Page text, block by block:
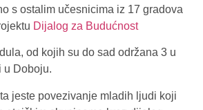
s ostalim učesnicima iz 17 gradova
Dijalog za Budućnost
od kojih su do sad održana 3 u
u Doboju.
jeste povezivanje mladih ljudi koji